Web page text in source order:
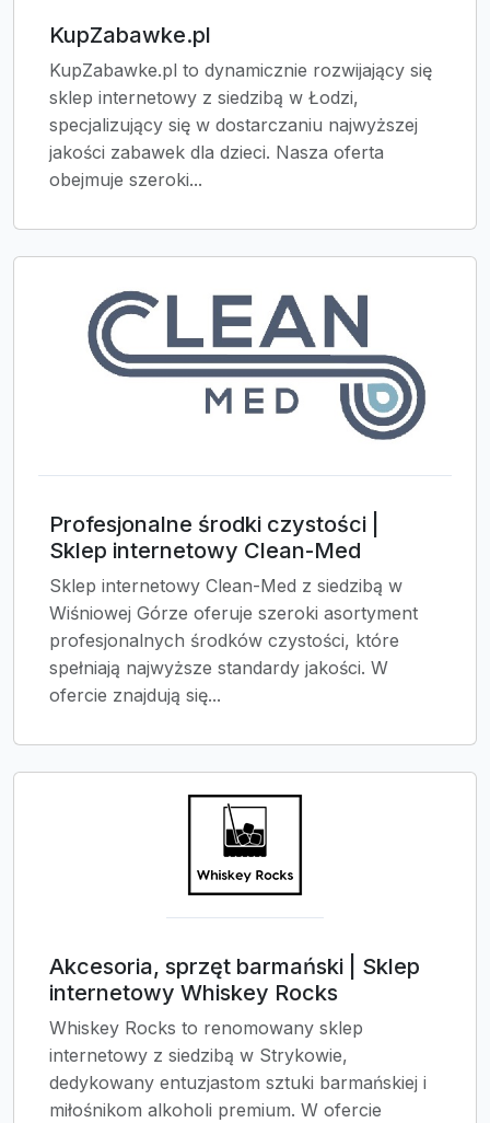
KupZabawke.pl
KupZabawke.pl to dynamicznie rozwijający się
sklep internetowy z siedzibą w Łodzi,
specjalizujący się w dostarczaniu najwyższej
jakości zabawek dla dzieci. Nasza oferta
obejmuje szeroki...
Profesjonalne środki czystości |
Sklep internetowy Clean-Med
Sklep internetowy Clean-Med z siedzibą w
Wiśniowej Górze oferuje szeroki asortyment
profesjonalnych środków czystości, które
spełniają najwyższe standardy jakości. W
ofercie znajdują się...
Akcesoria, sprzęt barmański | Sklep
internetowy Whiskey Rocks
Whiskey Rocks to renomowany sklep
internetowy z siedzibą w Strykowie,
dedykowany entuzjastom sztuki barmańskiej i
miłośnikom alkoholi premium. W ofercie